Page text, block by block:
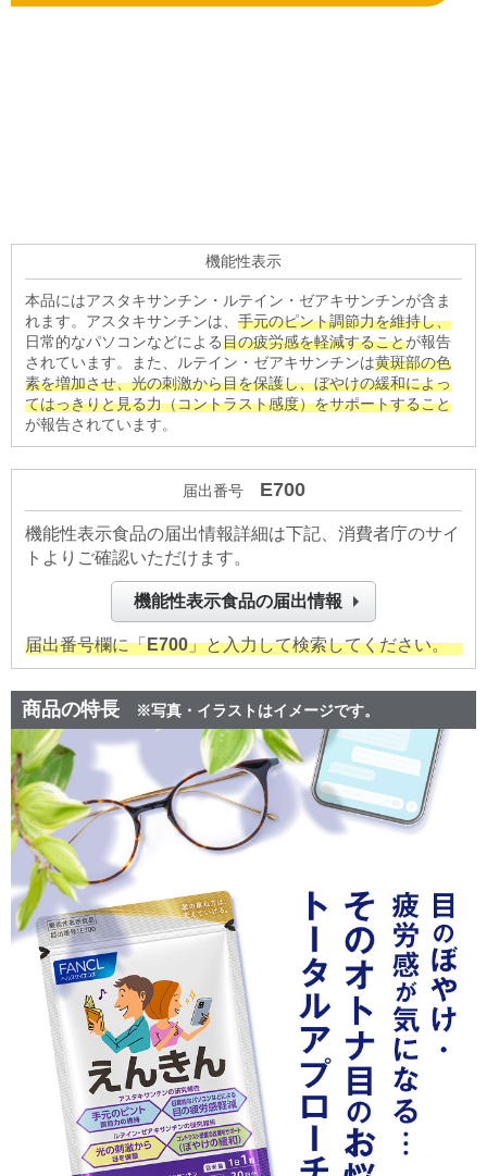
機能性表示
本品にはアスタキサンチン・ルテイン・ゼアキサンチンが含ま
れます。アスタキサンチンは、手元のピント調節力を維持し、
日常的なパソコンなどによる目の疲労感を軽減することが報告
されています。また、ルテイン・ゼアキサンチンは黄斑部の色
素を増加させ、光の刺激から目を保護し、ぼやけの緩和によっ
てはっきりと見る力（コントラスト感度）をサポートすること
が報告されています。
届出番号 E700
機能性表示食品の届出情報詳細は下記、消費者庁のサイ
トよりご確認いただけます。
機能性表示食品の届出情報
届出番号欄に「E700」と入力して検索してください。
商品の特長 ※写真・イラストはイメージです。